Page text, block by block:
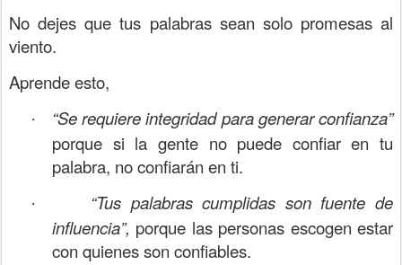
No dejes que tus palabras sean solo promesas al
viento.
Aprende esto,
·
“Se requiere integridad para generar confianza”
porque si la gente no puede confiar en tu
palabra, no confiarán en ti.
·
“Tus palabras cumplidas son fuente de
influencia”, porque las personas escogen estar
con quienes son confiables.